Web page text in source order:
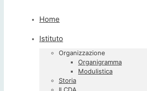
Home
Istituto
Organizzazione
Organigramma
Modulistica
Storia